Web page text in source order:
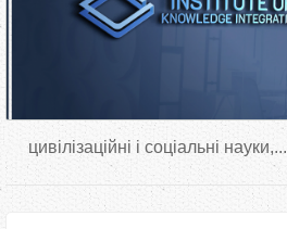
цивілізаційні і соціальні науки,...